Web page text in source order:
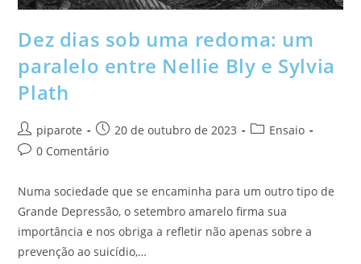
Dez dias sob uma redoma: um
paralelo entre Nellie Bly e Sylvia
Plath
piparote 20 de outubro de 2023
Ensaio
0 Comentário
Numa sociedade que se encaminha para um outro tipo de
Grande Depressão, o setembro amarelo firma sua
importância e nos obriga a refletir não apenas sobre a
prevenção ao suicídio,…